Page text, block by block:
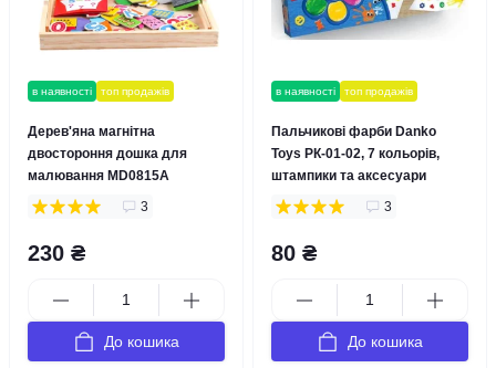
в наявності топ продажів
Дерев'яна магнітна
двостороння дошка для
малювання MD0815A
3
230 ₴
До кошика
в наявності топ продажів
Пальчикові фарби Danko
Toys РК-01-02, 7 кольорів,
штампики та аксесуари
3
80 ₴
До кошика